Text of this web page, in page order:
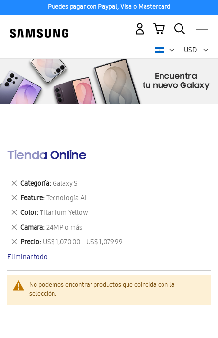
Puedes pagar con Paypal, Visa o Mastercard
USD -
dólar
Mi carrito
Tienda Online
No podemos encontrar productos que coincida con la
selección.
Categoría Galaxy S
Eliminar
este
artículo
Feature Tecnología AI
Eliminar
este
artículo
Color Titanium Yellow
Eliminar
este
artículo
Camara 24MP o más
Eliminar
este
artículo
Precio US$ 1,070.00 - US$ 1,079.99
Eliminar
este
artículo
Eliminar todo